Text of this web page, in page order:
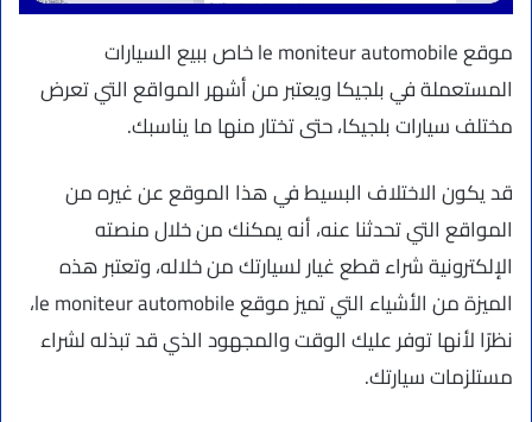
موقع le moniteur automobile خاص ببيع السيارات
المستعملة في بلجيكا ويعتبر من أشهر المواقع التي تعرض
مختلف سيارات بلجيكا، حتى تختار منها ما يناسبك.
قد يكون الاختلاف البسيط في هذا الموقع عن غيره من
المواقع التي تحدثنا عنه، أنه يمكنك من خلال منصته
الإلكترونية شراء قطع غيار لسيارتك من خلاله، وتعتبر هذه
الميزة من الأشياء التي تميز موقع le moniteur automobile،
نظرًا لأنها توفر عليك الوقت والمجهود الذي قد تبذله لشراء
مستلزمات سيارتك.